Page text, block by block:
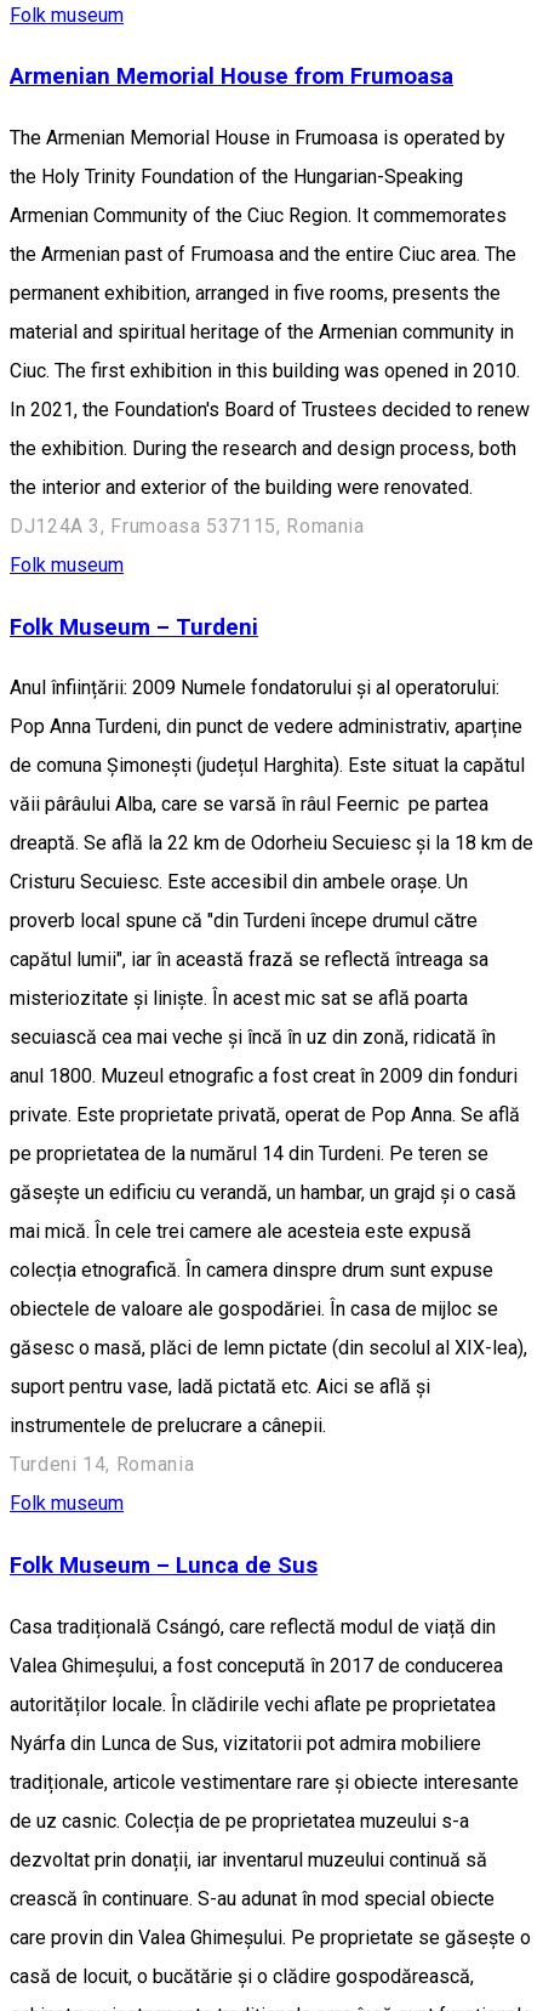
Folk museum
Armenian Memorial House from Frumoasa
The Armenian Memorial House in Frumoasa is operated by
the Holy Trinity Foundation of the Hungarian-Speaking
Armenian Community of the Ciuc Region. It commemorates
the Armenian past of Frumoasa and the entire Ciuc area. The
permanent exhibition, arranged in five rooms, presents the
material and spiritual heritage of the Armenian community in
Ciuc. The first exhibition in this building was opened in 2010.
In 2021, the Foundation's Board of Trustees decided to renew
the exhibition. During the research and design process, both
the interior and exterior of the building were renovated.
DJ124A 3, Frumoasa 537115, Romania
Folk museum
Folk Museum – Turdeni
Anul înființării: 2009 Numele fondatorului și al operatorului:
Pop Anna Turdeni, din punct de vedere administrativ, aparține
de comuna Șimonești (județul Harghita). Este situat la capătul
văii pârâului Alba, care se varsă în râul Feernic pe partea
dreaptă. Se află la 22 km de Odorheiu Secuiesc și la 18 km de
Cristuru Secuiesc. Este accesibil din ambele orașe. Un
proverb local spune că "din Turdeni începe drumul către
capătul lumii", iar în această frază se reflectă întreaga sa
misteriozitate și liniște. În acest mic sat se află poarta
secuiască cea mai veche și încă în uz din zonă, ridicată în
anul 1800. Muzeul etnografic a fost creat în 2009 din fonduri
private. Este proprietate privată, operat de Pop Anna. Se află
pe proprietatea de la numărul 14 din Turdeni. Pe teren se
găsește un edificiu cu verandă, un hambar, un grajd și o casă
mai mică. În cele trei camere ale acesteia este expusă
colecția etnografică. În camera dinspre drum sunt expuse
obiectele de valoare ale gospodăriei. În casa de mijloc se
găsesc o masă, plăci de lemn pictate (din secolul al XIX-lea),
suport pentru vase, ladă pictată etc. Aici se află și
instrumentele de prelucrare a cânepii.
Turdeni 14, Romania
Folk museum
Folk Museum – Lunca de Sus
Casa tradițională Csángó, care reflectă modul de viață din
Valea Ghimeșului, a fost concepută în 2017 de conducerea
autorităților locale. În clădirile vechi aflate pe proprietatea
Nyárfa din Lunca de Sus, vizitatorii pot admira mobiliere
tradiționale, articole vestimentare rare și obiecte interesante
de uz casnic. Colecția de pe proprietatea muzeului s-a
dezvoltat prin donații, iar inventarul muzeului continuă să
crească în continuare. S-au adunat în mod special obiecte
care provin din Valea Ghimeșului. Pe proprietate se găsește o
casă de locuit, o bucătărie și o clădire gospodărească,